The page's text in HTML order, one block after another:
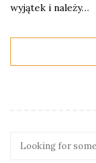
wyjątek i należy…